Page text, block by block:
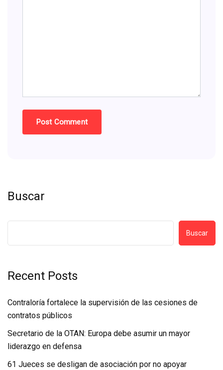
Buscar
Buscar
Recent Posts
Contraloría fortalece la supervisión de las cesiones de
contratos públicos
Secretario de la OTAN: Europa debe asumir un mayor
liderazgo en defensa
61 Jueces se desligan de asociación por no apoyar